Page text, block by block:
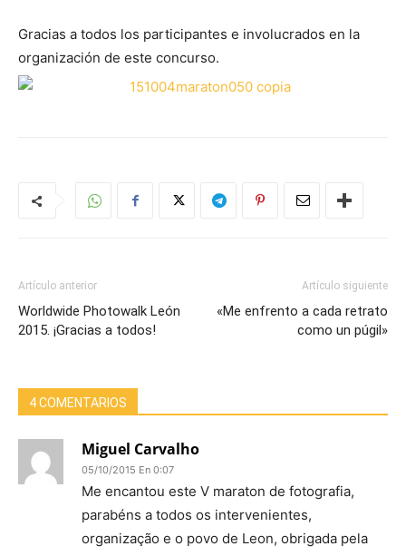
Gracias a todos los participantes e involucrados en la
organización de este concurso.
Artículo anterior
Worldwide Photowalk León
2015. ¡Gracias a todos!
Artículo siguiente
«Me enfrento a cada retrato
como un púgil»
4 COMENTARIOS
Miguel Carvalho
05/10/2015 En 0:07
Me encantou este V maraton de fotografia,
parabéns a todos os intervenientes,
organização e o povo de Leon, obrigada pela